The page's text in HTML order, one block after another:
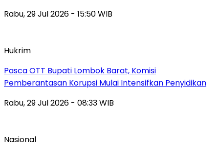
Rabu, 29 Jul 2026 - 15:50 WIB
Hukrim
Pasca OTT Bupati Lombok Barat, Komisi
Pemberantasan Korupsi Mulai Intensifkan Penyidikan
Rabu, 29 Jul 2026 - 08:33 WIB
Nasional